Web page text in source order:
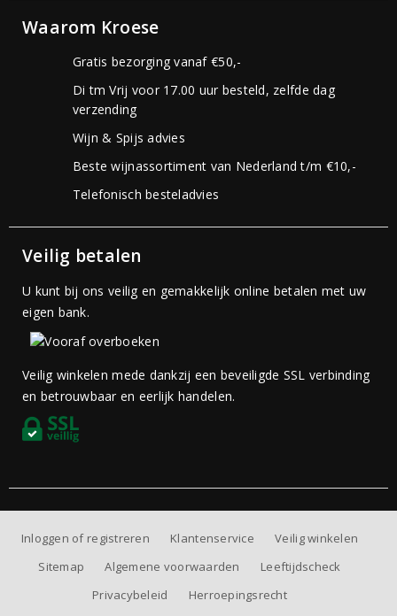
Waarom Kroese
Gratis bezorging vanaf €50,-
Di tm Vrij voor 17.00 uur besteld, zelfde dag
verzending
Wijn & Spijs advies
Beste wijnassortiment van Nederland t/m €10,-
Telefonisch besteladvies
Veilig betalen
U kunt bij ons veilig en gemakkelijk online betalen met uw
eigen bank.
Veilig winkelen mede dankzij een beveiligde SSL verbinding
en betrouwbaar en eerlijk handelen.
Inloggen of registreren Klantenservice
Veilig winkelen
Sitemap
Algemene voorwaarden
Leeftijdscheck
Privacybeleid
Herroepingsrecht